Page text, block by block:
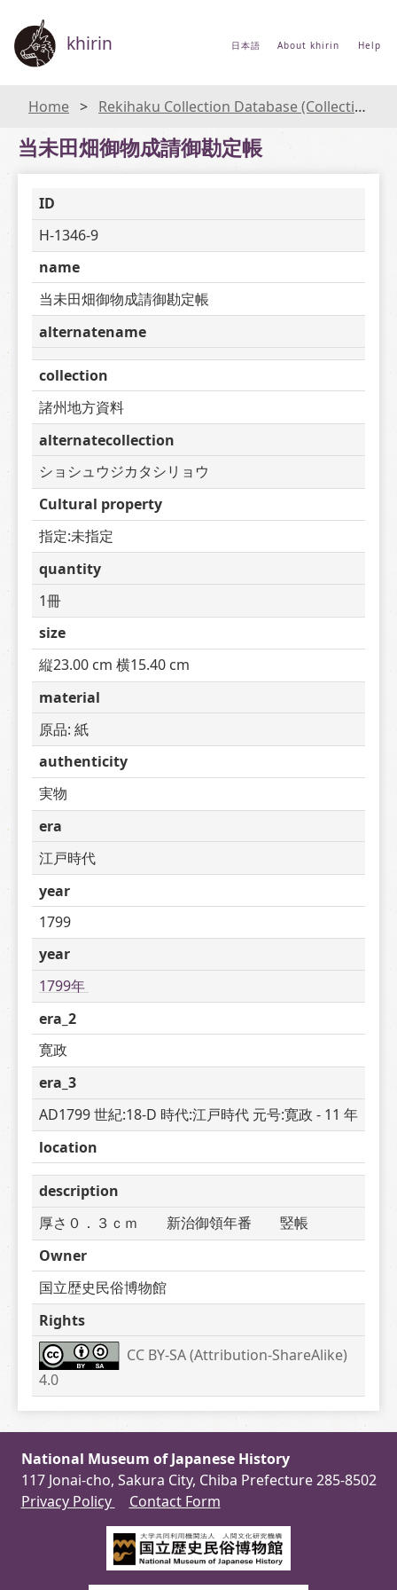
khirin 日本語 About khirin Help
Home Rekihaku Collection Database (Collections Database of the National Museum of Japanese History)
当未田畑御物成請御勘定帳
ID
H-1346-9
name
当未田畑御物成請御勘定帳
alternatename
collection
諸州地方資料
alternatecollection
ショシュウジカタシリョウ
Cultural property
指定:未指定
quantity
1冊
size
縦23.00 cm 横15.40 cm
material
原品: 紙
authenticity
実物
era
江戸時代
year
1799
year
1799年
era_2
寛政
era_3
AD1799 世紀:18-D 時代:江戸時代 元号:寛政 - 11 年
location
description
厚さ０．３ｃｍ　　新治御領年番　　竪帳
Owner
国立歴史民俗博物館
Rights
CC BY-SA (Attribution-ShareAlike)
4.0
National Museum of Japanese History
117 Jonai-cho, Sakura City, Chiba Prefecture 285-8502
Privacy Policy
Contact Form